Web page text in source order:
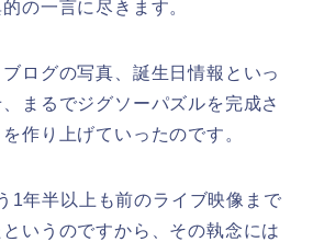
の一言に尽きます。
ログの写真、誕生日情報といっ
まるでジグソーパズルを完成さ
作り上げていったのです。
1年半以上も前のライブ映像まで
いうのですから、その執念には